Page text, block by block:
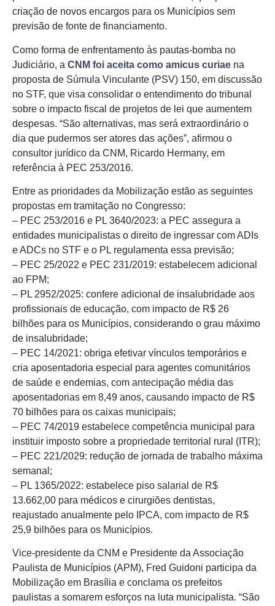
criação de novos encargos para os Municípios sem
previsão de fonte de financiamento.
Como forma de enfrentamento às pautas-bomba no
Judiciário, a CNM foi aceita como amicus curiae na
proposta de Súmula Vinculante (PSV) 150, em discussão
no STF, que visa consolidar o entendimento do tribunal
sobre o impacto fiscal de projetos de lei que aumentem
despesas. “São alternativas, mas será extraordinário o
dia que pudermos ser atores das ações”, afirmou o
consultor jurídico da CNM, Ricardo Hermany, em
referência à PEC 253/2016.
Entre as prioridades da Mobilização estão as seguintes
propostas em tramitação no Congresso:
– PEC 253/2016 e PL 3640/2023: a PEC assegura a
entidades municipalistas o direito de ingressar com ADIs
e ADCs no STF e o PL regulamenta essa previsão;
– PEC 25/2022 e PEC 231/2019: estabelecem adicional
ao FPM;
– PL 2952/2025: confere adicional de insalubridade aos
profissionais de educação, com impacto de R$ 26
bilhões para os Municípios, considerando o grau máximo
de insalubridade;
– PEC 14/2021: obriga efetivar vínculos temporários e
cria aposentadoria especial para agentes comunitários
de saúde e endemias, com antecipação média das
aposentadorias em 8,49 anos, causando impacto de R$
70 bilhões para os caixas municipais;
– PEC 74/2019 estabelece competência municipal para
instituir imposto sobre a propriedade territorial rural (ITR);
– PEC 221/2029: redução de jornada de trabalho máxima
semanal;
– PL 1365/2022: estabelece piso salarial de R$
13.662,00 para médicos e cirurgiões dentistas,
reajustado anualmente pelo IPCA, com impacto de R$
25,9 bilhões para os Municípios.
Vice-presidente da CNM e Presidente da Associação
Paulista de Municípios (APM), Fred Guidoni participa da
Mobilização em Brasília e conclama os prefeitos
paulistas a somarem esforços na luta municipalista. “São